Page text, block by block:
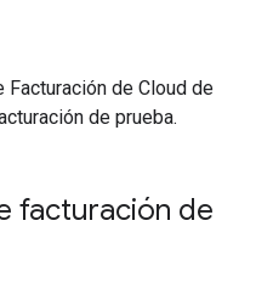
Facturación de Cloud de
de prueba.
facturación de